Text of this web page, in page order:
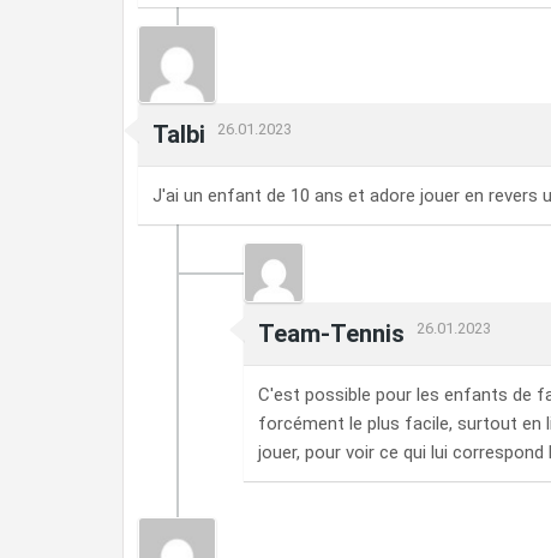
Talbi 26.01.2023
J'ai un enfant de 10 ans et adore jouer en revers
Team-Tennis 26.01.2023
C'est possible pour les enfants de
forcément le plus facile, surtout en
jouer, pour voir ce qui lui correspond